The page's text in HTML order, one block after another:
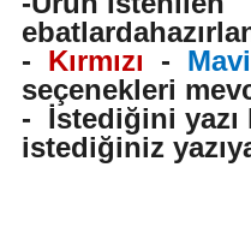
- Kırmızı - Mavi
seçenekleri
- İstediğini
istediğiniz